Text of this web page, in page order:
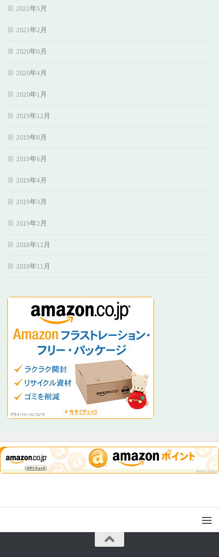
2021年5月
2021年2月
2020年8月
2020年4月
2020年1月
2019年12月
2019年8月
2019年6月
2019年4月
2019年3月
2019年2月
2018年12月
2018年11月